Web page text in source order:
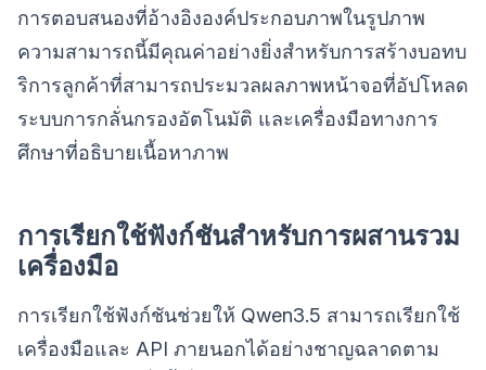
การตอบสนองที่อ้างอิงองค์ประกอบภาพในรูปภาพ
ความสามารถนี้มีคุณค่าอย่างยิ่งสำหรับการสร้างบอทบ
ริการลูกค้าที่สามารถประมวลผลภาพหน้าจอที่อัปโหลด
ระบบการกลั่นกรองอัตโนมัติ และเครื่องมือทางการ
ศึกษาที่อธิบายเนื้อหาภาพ
การเรียกใช้ฟังก์ชันสำหรับการผสานรวม
เครื่องมือ
การเรียกใช้ฟังก์ชันช่วยให้ Qwen3.5 สามารถเรียกใช้
เครื่องมือและ API ภายนอกได้อย่างชาญฉลาดตาม